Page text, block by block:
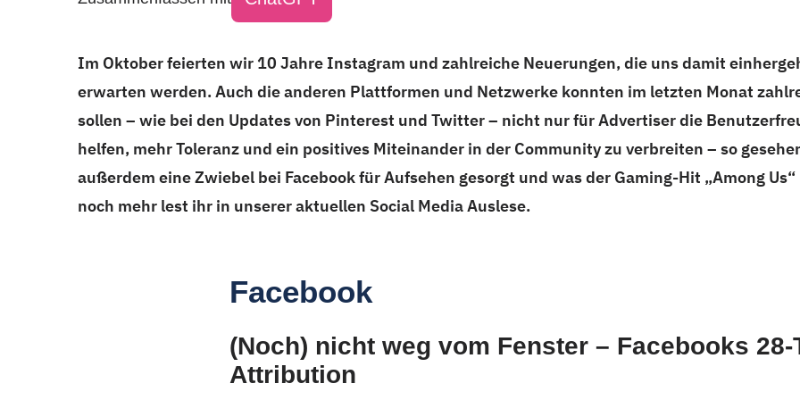
Im Oktober feierten wir 10 Jahre Instagram und zahlreiche Neuerungen, die uns damit
erwarten werden. Auch die anderen Plattformen und Netzwerke konnten im letzten Monat
sollen – wie bei den Updates von Pinterest und Twitter – nicht nur für Advertiser die
helfen, mehr Toleranz und ein positives Miteinander in der Community zu verbreiten – so
außerdem eine Zwiebel bei Facebook für Aufsehen gesorgt und was der Gaming-Hit „Among
noch mehr lest ihr in unserer aktuellen Social Media Auslese.
Facebook
(Noch) nicht weg vom Fenster – Facebooks 28-
Attribution